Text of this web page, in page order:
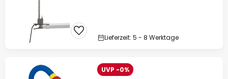
Lieferzeit: 5 - 8 Werktage
UVP -0%